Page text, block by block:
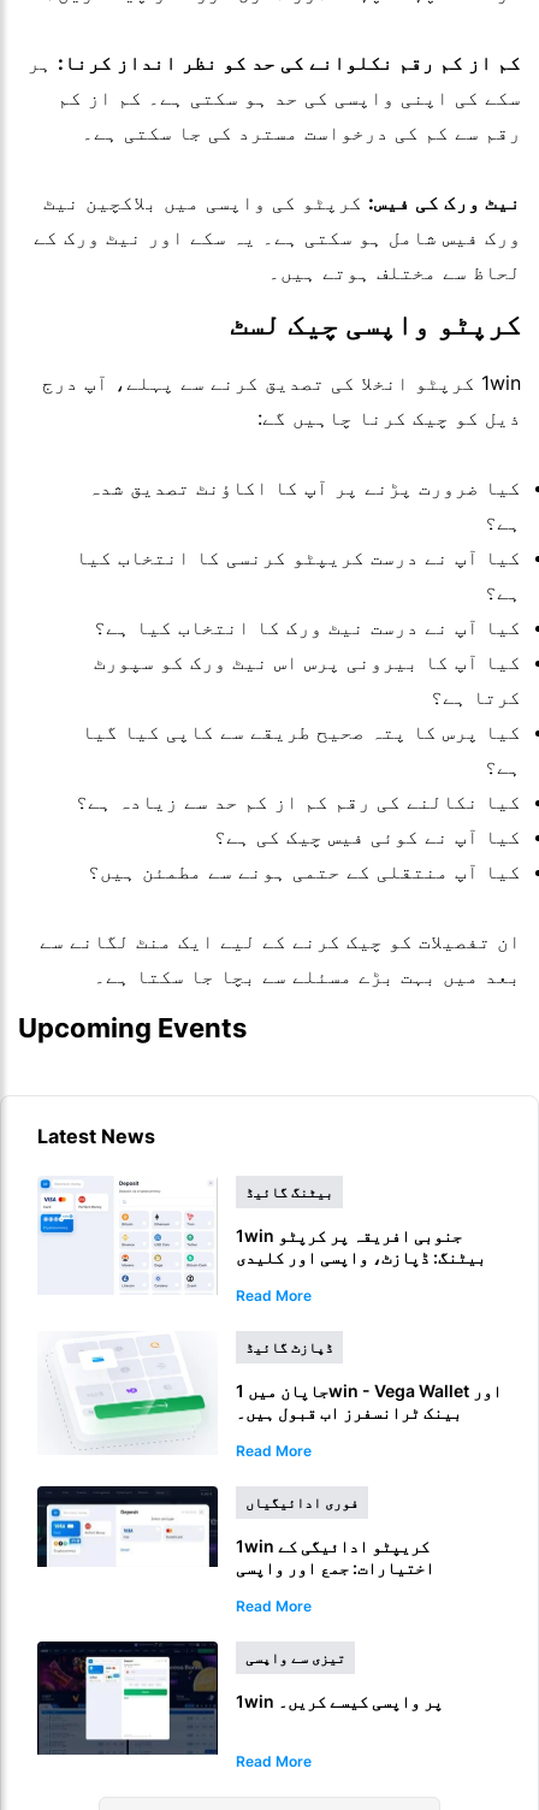
کم از کم رقم نکلوانے کی حد کو نظر انداز کرنا: ہر
سکے کی اپنی واپسی کی حد ہو سکتی ہے۔ کم از کم
رقم سے کم کی درخواست مسترد کی جا سکتی ہے۔
نیٹ ورک کی فیس: کرپٹو کی واپسی میں بلاکچین نیٹ
ورک فیس شامل ہو سکتی ہے۔ یہ سکے اور نیٹ ورک کے
لحاظ سے مختلف ہوتے ہیں۔
کرپٹو واپسی چیک لسٹ
1win کرپٹو انخلا کی تصدیق کرنے سے پہلے، آپ درج
ذیل کو چیک کرنا چاہیں گے:
کیا ضرورت پڑنے پر آپ کا اکاؤنٹ تصدیق شدہ
ہے؟
کیا آپ نے درست کریپٹو کرنسی کا انتخاب کیا
ہے؟
کیا آپ نے درست نیٹ ورک کا انتخاب کیا ہے؟
کیا آپ کا بیرونی پرس اس نیٹ ورک کو سپورٹ
کرتا ہے؟
کیا پرس کا پتہ صحیح طریقے سے کاپی کیا گیا
ہے؟
کیا نکالنے کی رقم کم از کم حد سے زیادہ ہے؟
کیا آپ نے کوئی فیس چیک کی ہے؟
کیا آپ منتقلی کے حتمی ہونے سے مطمئن ہیں؟
ان تفصیلات کو چیک کرنے کے لیے ایک منٹ لگانے سے
بعد میں بہت بڑے مسئلے سے بچا جا سکتا ہے۔
Upcoming Events
Latest News
بیٹنگ گائیڈ
1win جنوبی افریقہ پر کرپٹو
بیٹنگ: ڈپازٹ، واپسی اور کلیدی
Read More
ڈپازٹ گائیڈ
جاپان میں 1win - Vega Wallet اور
بینک ٹرانسفرز اب قبول ہیں۔
Read More
فوری ادائیگیاں
1win کریپٹو ادائیگی کے
اختیارات: جمع اور واپسی
Read More
تیزی سے واپسی
1win پر واپسی کیسے کریں۔
Read More